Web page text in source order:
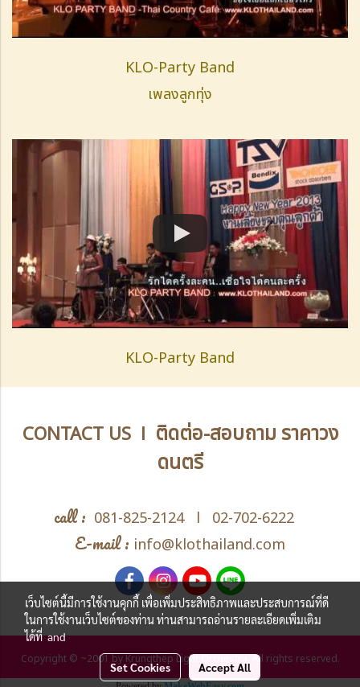
KLO-Party Band
เพลงลูกทุ่ง
KLO-Party Band
CONTACT US l ติดต่อ-สอบถาม ราคาวง
ดนตรี
call : 081-825-2124l 02-702-6222
E-mail : info@klothailand.com
Copyright © ~2001 by Krungthep Light Orchestra, All rights reserved.
เว็บไซต์นี้มีการใช้งานคุกกี้ เพื่อเพิ่มประสิทธิภาพและประสบการณ์ที่ดี
ในการใช้งานเว็บไซต์ของท่าน ท่านสามารถอ่านรายละเอียดเพิ่มเติม
ได้ที่and
Set Cookies Accept All